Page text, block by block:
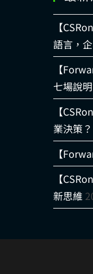
【
語言，
【
七場說
【
業決策？
【
【
新思維